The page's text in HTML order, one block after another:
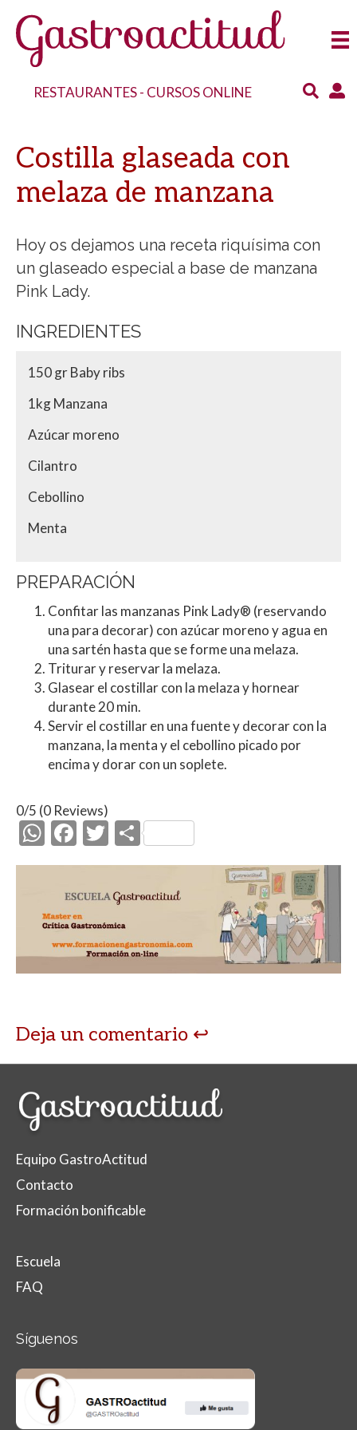
RESTAURANTES- CURSOS ONLINE
Costilla glaseada con
melaza de manzana
Hoy os dejamos una receta riquísima con
un glaseado especial a base de manzana
Pink Lady.
INGREDIENTES
150 gr Baby ribs
1kg Manzana
Azúcar moreno
Cilantro
Cebollino
Menta
PREPARACIÓN
Confitar las manzanas Pink Lady® (reservando
una para decorar) con azúcar moreno y agua en
una sartén hasta que se forme una melaza.
Triturar y reservar la melaza.
Glasear el costillar con la melaza y hornear
durante 20 min.
Servir el costillar en una fuente y decorar con la
manzana, la menta y el cebollino picado por
encima y dorar con un soplete.
0/5 (0 Reviews)
W
h
at
s
A
p
F
ac
e
b
o
o
T
w
itt
er
C
o
p
ar
ti
Deja un comentario
Equipo GastroActitud
Contacto
Formación bonificable
Escuela
FAQ
Síguenos